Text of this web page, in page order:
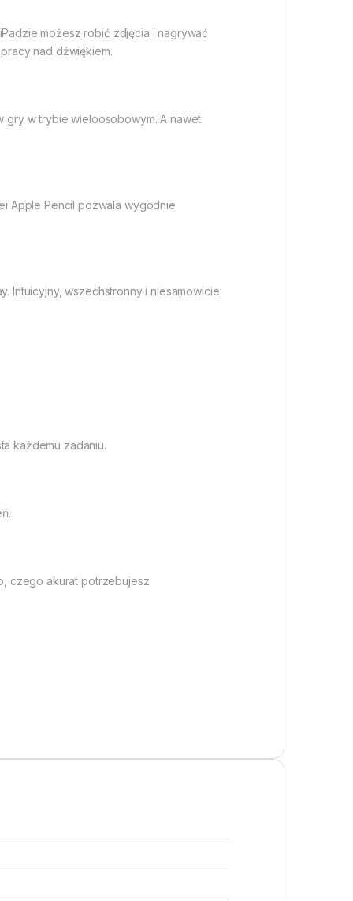
możesz robić zdjęcia i nagrywać
nad dźwiękiem.
gry w trybie wieloosobowym. A nawet
Apple Pencil pozwala wygodnie
Intuicyjny, wszechstronny i niesamowicie
każdemu zadaniu.
czego akurat potrzebujesz.